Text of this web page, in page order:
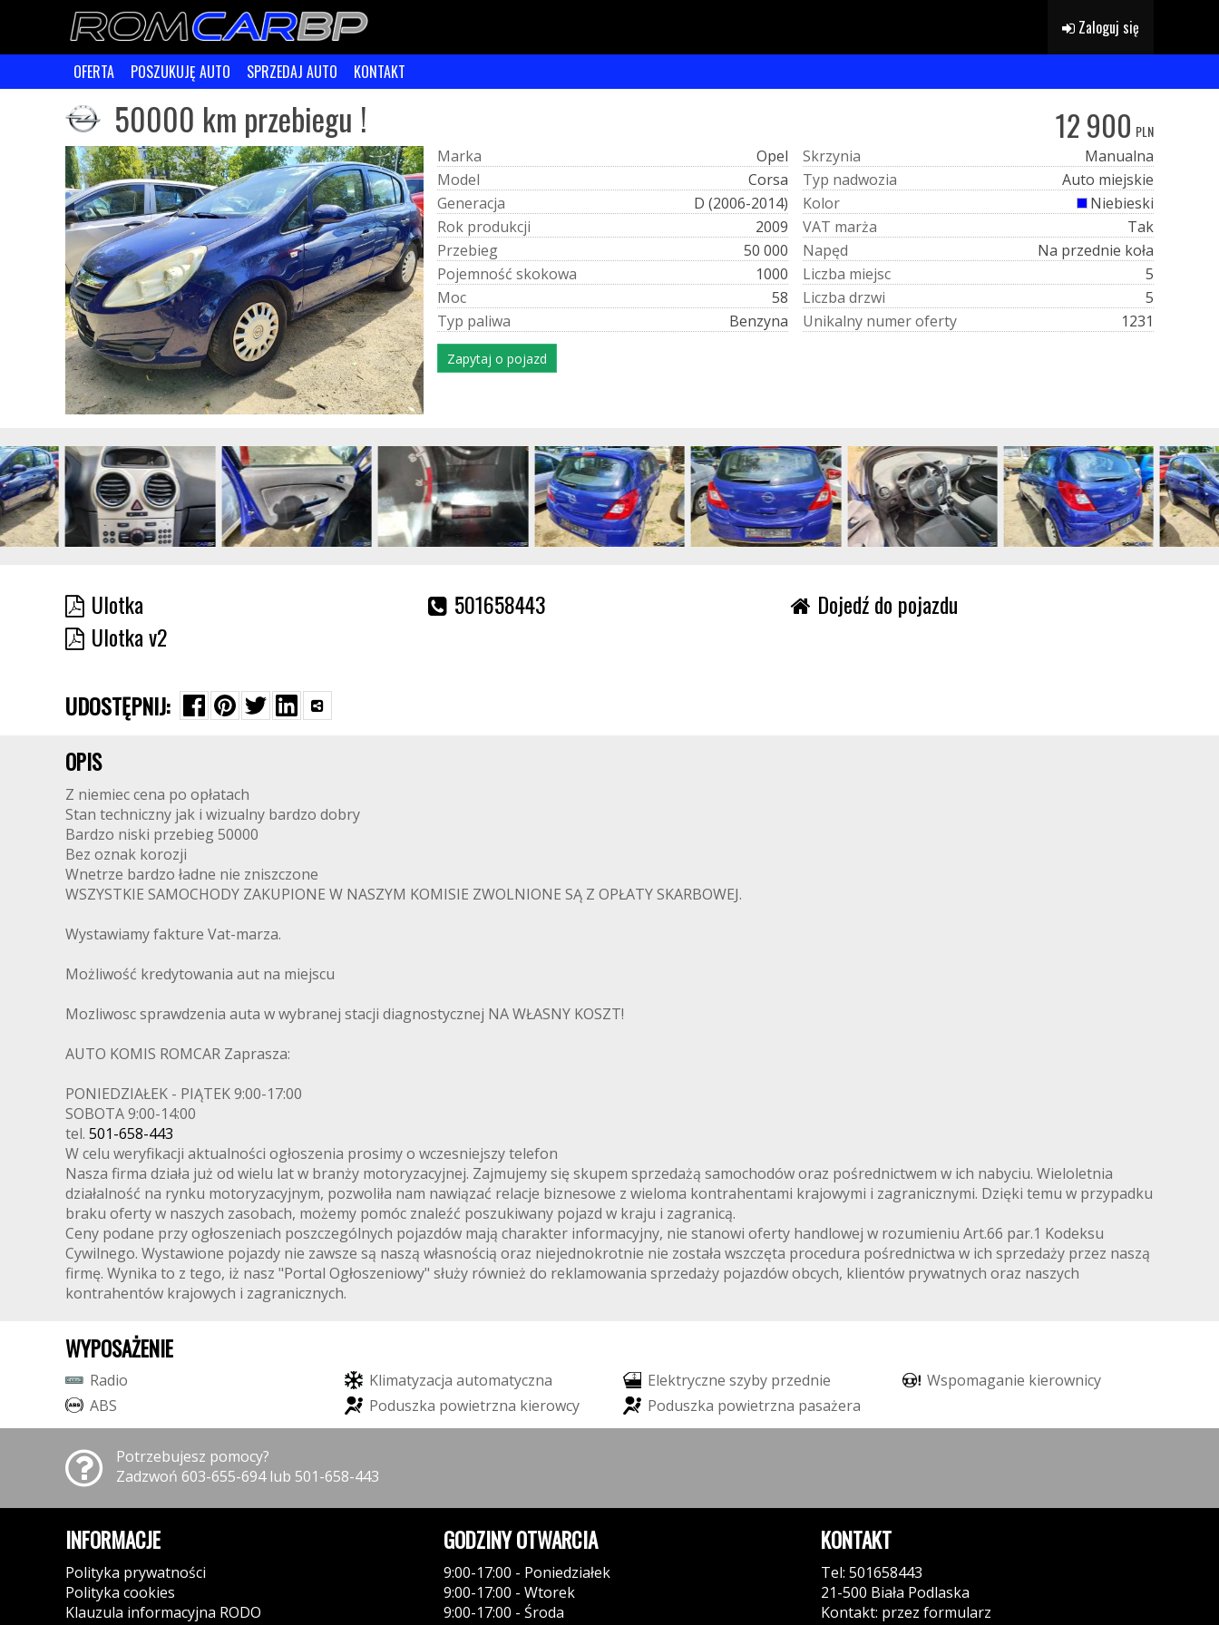
Zaloguj się
OFERTA POSZUKUJĘ AUTO SPRZEDAJ AUTO KONTAKT
50000 km przebiegu ! 12 900 PLN
Marka
Opel
Model
Corsa
Generacja
D (2006-2014)
Rok produkcji
2009
Przebieg
50 000
Pojemność skokowa
1000
Moc
58
Typ paliwa Benzyna
Skrzynia
Manualna
Typ nadwozia
Auto miejskie
Kolor
Niebieski
VAT marża
Tak
Napęd
Na przednie koła
Liczba miejsc
5
Liczba drzwi
5
Unikalny numeroferty 1231
Zapytaj o pojazd
Ulotka
Ulotka v2
501658443 Dojedź do pojazdu
UDOSTĘPNIJ:
OPIS
Z niemiec cena po opłatach
Stan techniczny jak i wizualny bardzo dobry
Bardzo niski przebieg 50000
Bez oznak korozji
Wnetrze bardzo ładne nie zniszczone
WSZYSTKIE SAMOCHODY ZAKUPIONE W NASZYM KOMISIE ZWOLNIONE SĄ Z OPŁATY SKARBOWEJ.
Wystawiamy fakture Vat-marza.
Możliwość kredytowania aut na miejscu
Mozliwosc sprawdzenia auta w wybranej stacji diagnostycznej NA WŁASNY KOSZT!
AUTO KOMIS ROMCAR Zaprasza:
PONIEDZIAŁEK - PIĄTEK 9:00-17:00
SOBOTA 9:00-14:00
tel. 501-658-443
W celu weryfikacji aktualności ogłoszenia prosimy o wczesniejszy telefon
Nasza firma działa już od wielu lat w branży motoryzacyjnej. Zajmujemy się skupem sprzedażą samochodów oraz pośrednictwem w ich nabyciu. Wieloletnia
działalność na rynku motoryzacyjnym, pozwoliła nam nawiązać relacje biznesowe z wieloma kontrahentami krajowymi i zagranicznymi. Dzięki temu w przypadku
braku oferty w naszych zasobach, możemy pomóc znaleźć poszukiwany pojazd w kraju i zagranicą.
Ceny podane przy ogłoszeniach poszczególnych pojazdów mają charakter informacyjny, nie stanowi oferty handlowej w rozumieniu Art.66 par.1 Kodeksu
Cywilnego. Wystawione pojazdy nie zawsze są naszą własnością oraz niejednokrotnie nie została wszczęta procedura pośrednictwa w ich sprzedaży przez naszą
firmę. Wynika to z tego, iż nasz "Portal Ogłoszeniowy" służy również do reklamowania sprzedaży pojazdów obcych, klientów prywatnych oraz naszych
kontrahentów krajowych i zagranicznych.
WYPOSAŻENIE
Radio Klimatyzacja automatyczna Elektryczne szyby przednie Wspomaganie kierownicy
ABS Poduszka powietrzna kierowcy Poduszka powietrzna pasażera
Potrzebujesz pomocy?
Zadzwoń 603-655-694 lub 501-658-443
INFORMACJE
Polityka prywatności
Polityka cookies
Klauzula informacyjna RODO
GODZINY OTWARCIA
9:00-17:00 - Poniedziałek
9:00-17:00 - Wtorek
9:00-17:00 - Środa
KONTAKT
Tel: 501658443
21-500 Biała Podlaska
Kontakt: przez formularz